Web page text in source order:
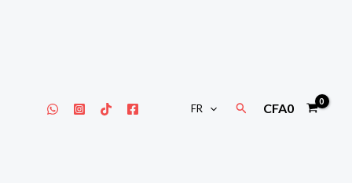
FR Rechercher
CFA0